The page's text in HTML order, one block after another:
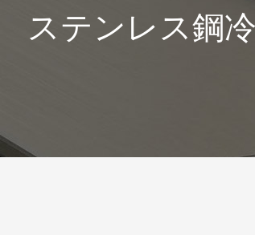
ステンレス鋼